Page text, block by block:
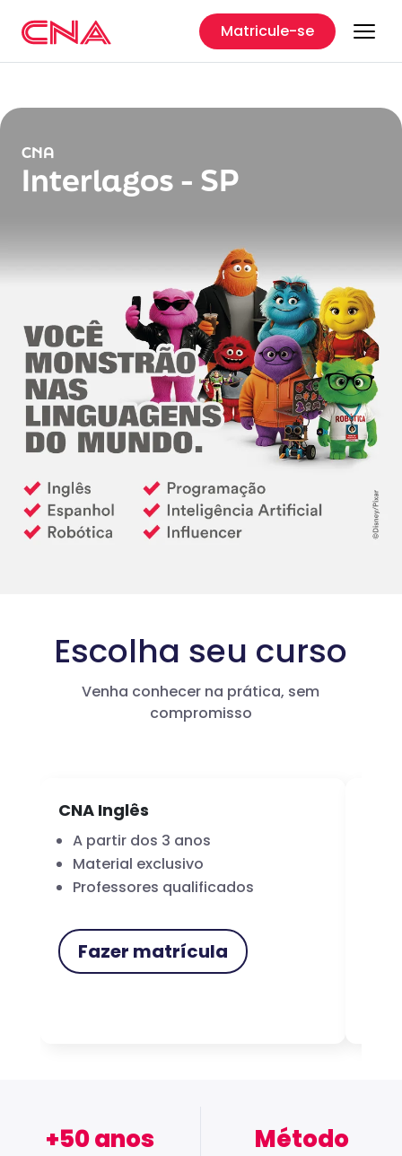
Matricule-se
CNA
Interlagos - SP
Escolha seu curso
Venha conhecer na prática, sem
compromisso
CNA Inglês
A partir dos 3 anos
Material exclusivo
Professores qualificados
Fazer matrícula
+50 anos Método